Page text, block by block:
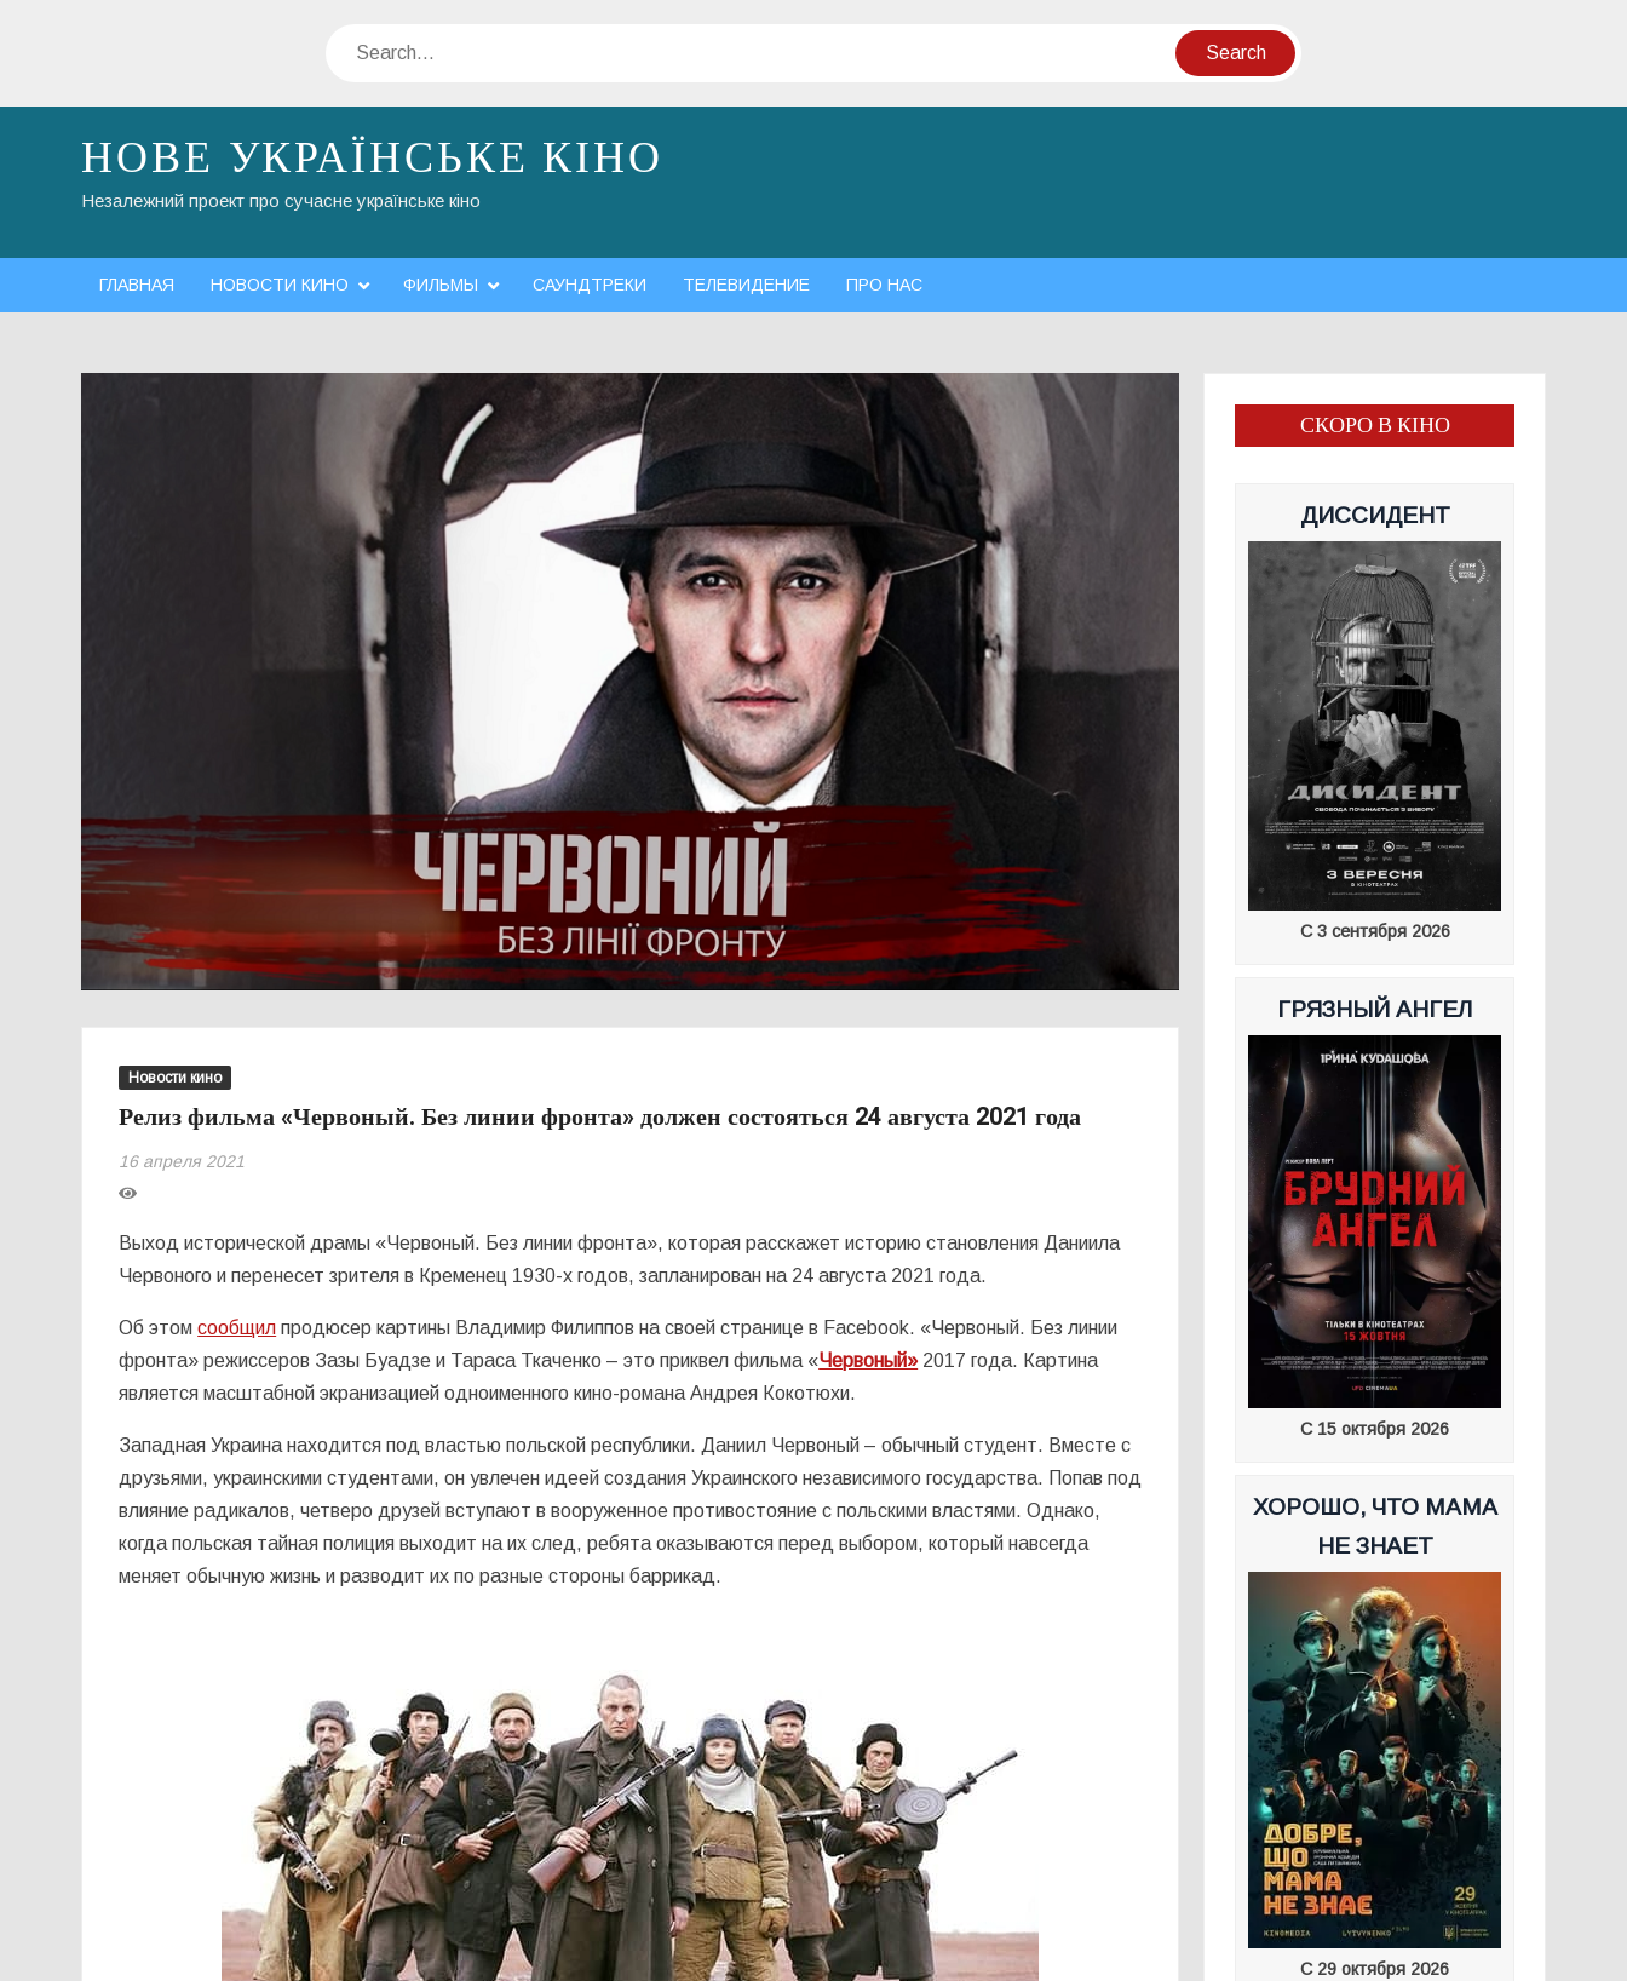
Search
НОВЕ УКРАЇНСЬКЕ КІНО
Незалежний проект про сучасне українське кіно
ГЛАВНАЯ НОВОСТИ КИНО ФИЛЬМЫ САУНДТРЕКИ ТЕЛЕВИДЕНИЕ ПРО НАС
Новости кино
Релиз фильма «Червоный. Без линии фронта» должен состояться 24 августа 2021 года
16 апреля 2021
Выход исторической драмы «Червоный. Без линии фронта», которая расскажет историю становления Даниила
Червоного и перенесет зрителя в Кременец 1930-х годов, запланирован на 24 августа 2021 года.
Об этомсообщил продюсер картины Владимир Филиппов на своей странице в Facebook. «Червоный. Без линии
фронта» режиссеров Зазы Буадзе и Тараса Ткаченко – это приквел фильма «Червоный»2017 года. Картина
является масштабной экранизацией одноименного кино-романа Андрея Кокотюхи.
Западная Украина находится под властью польской республики. Даниил Червоный – обычный студент. Вместе с
друзьями, украинскими студентами, он увлечен идеей создания Украинского независимого государства. Попав под
влияние радикалов, четверо друзей вступают в вооруженное противостояние с польскими властями. Однако,
когда польская тайная полиция выходит на их след, ребята оказываются перед выбором, который навсегда
меняет обычную жизнь и разводит их по разные стороны баррикад.
СКОРО В КІНО
ДИССИДЕНТ
С 3 сентября 2026
ГРЯЗНЫЙ АНГЕЛ
С 15 октября 2026
ХОРОШО, ЧТО МАМА
НЕ ЗНАЕТ
С 29 октября 2026